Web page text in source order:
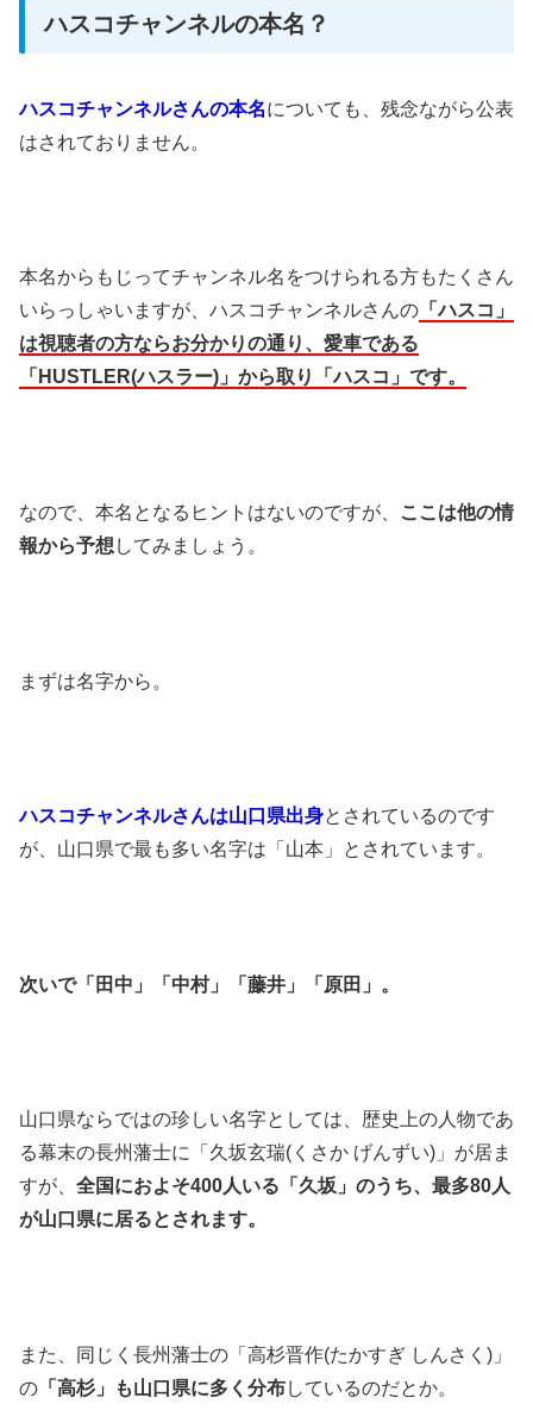
ハスコチャンネルの本名？
ハスコチャンネルさんの本名についても、残念ながら公表
はされておりません。
本名からもじってチャンネル名をつけられる方もたくさん
いらっしゃいますが、ハスコチャンネルさんの 「ハスコ」
は視聴者の方ならお分かりの通り、愛車である
「HUSTLER(ハスラー)」から取り「ハスコ」です。
なので、本名となるヒントはないのですが、
ここは他の情
報から予想 してみましょう。
まずは名字から。
ハスコチャンネルさんは山口県出身とされているのです
が、山口県で最も多い名字は「山本」とされています。
次いで「田中」「中村」「藤井」「原田」。
山口県ならではの珍しい名字としては、歴史上の人物であ
る幕末の長州藩士に「久坂玄瑞(くさか げんずい)」が居ま
すが、 全国におよそ400人いる「久坂」のうち、最多80人
が山口県に居るとされます。
また、同じく長州藩士の「高杉晋作(たかすぎ しんさく)」
の 「高杉」も山口県に多く分布しているのだとか。